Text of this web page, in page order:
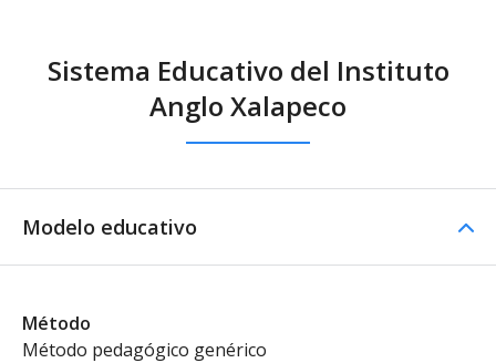
Sistema Educativo del Instituto
Anglo Xalapeсo
Modelo educativo
Método
Método pedagógico genérico